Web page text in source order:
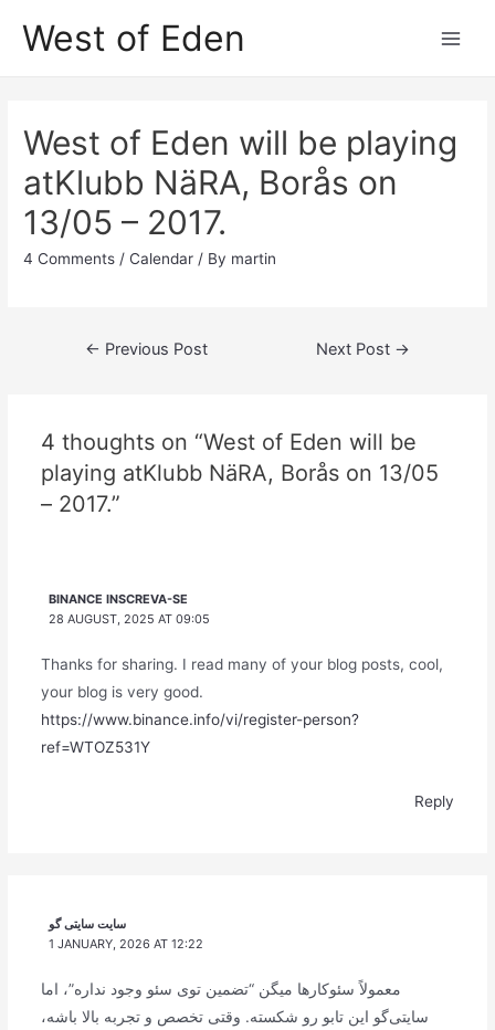
West of Eden
West of Eden will be playing
atKlubb NäRA, Borås on
13/05 – 2017.
4 Comments /Calendar / By martin
Post← Previous Post Next Post →
4 thoughts on “West of Eden will be
playing atKlubb NäRA, Borås on 13/05
– 2017.”
BINANCE INSCREVA-SE
28 AUGUST, 2025 AT 09:05
Thanks for sharing. I read many of your blog posts, cool,
your blog is very good.
https://www.binance.info/vi/register-person?
ref=WTOZ531Y
Reply
سایت سایتی گو
1 JANUARY, 2026 AT 12:22
معمولاً سئوکارها میگن “تضمین توی سئو وجود نداره”، اما
سایتی‌گو این تابو رو شکسته. وقتی تخصص و تجربه بالا باشه،